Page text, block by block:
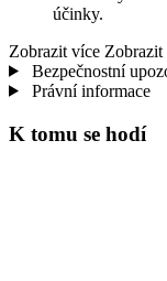
účinky.
Zobrazit více Zobrazit
Bezpečnostní
Právní informace
K tomu se hodí